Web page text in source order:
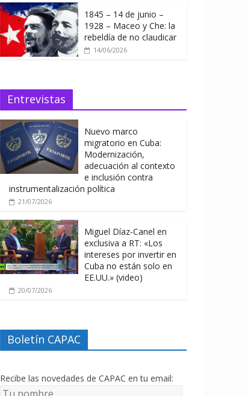
1845 – 14 de junio –
1928 – Maceo y Che: la
rebeldía de no claudicar
14/06/2026
Entrevistas
Nuevo marco
migratorio en Cuba:
Modernización,
adecuación al contexto
e inclusión contra
instrumentalización política
21/07/2026
Miguel Díaz-Canel en
exclusiva a RT: «Los
intereses por invertir en
Cuba no están solo en
EE.UU.» (video)
20/07/2026
Boletín CAPAC
Recibe las novedades de CAPAC en tu email: